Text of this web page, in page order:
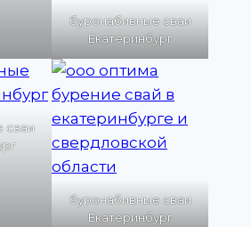
буронабивные сваи
Екатеринбург
сваи
буронабивные сваи
Екатеринбург